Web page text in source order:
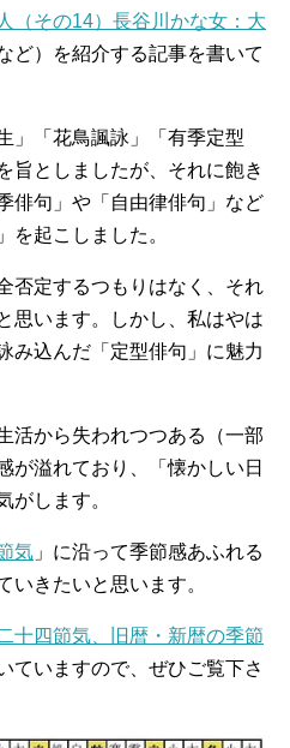
（その14）長谷川かな女：大
ど）を紹介する記事を書いて
」「花鳥諷詠」「有季定型
旨としましたが、それに飽き
俳句」や「自由律俳句」など
を起こしました。
否定するつもりはなく、それ
思います。しかし、私はやは
み込んだ「定型俳句」に魅力
活から失われつつある（一部
が溢れており、「懐かしい日
がします。
気 」に沿って季節感あふれる
いきたいと思います。
十四節気、旧暦・新暦の季節
ていますので、ぜひご覧下さ